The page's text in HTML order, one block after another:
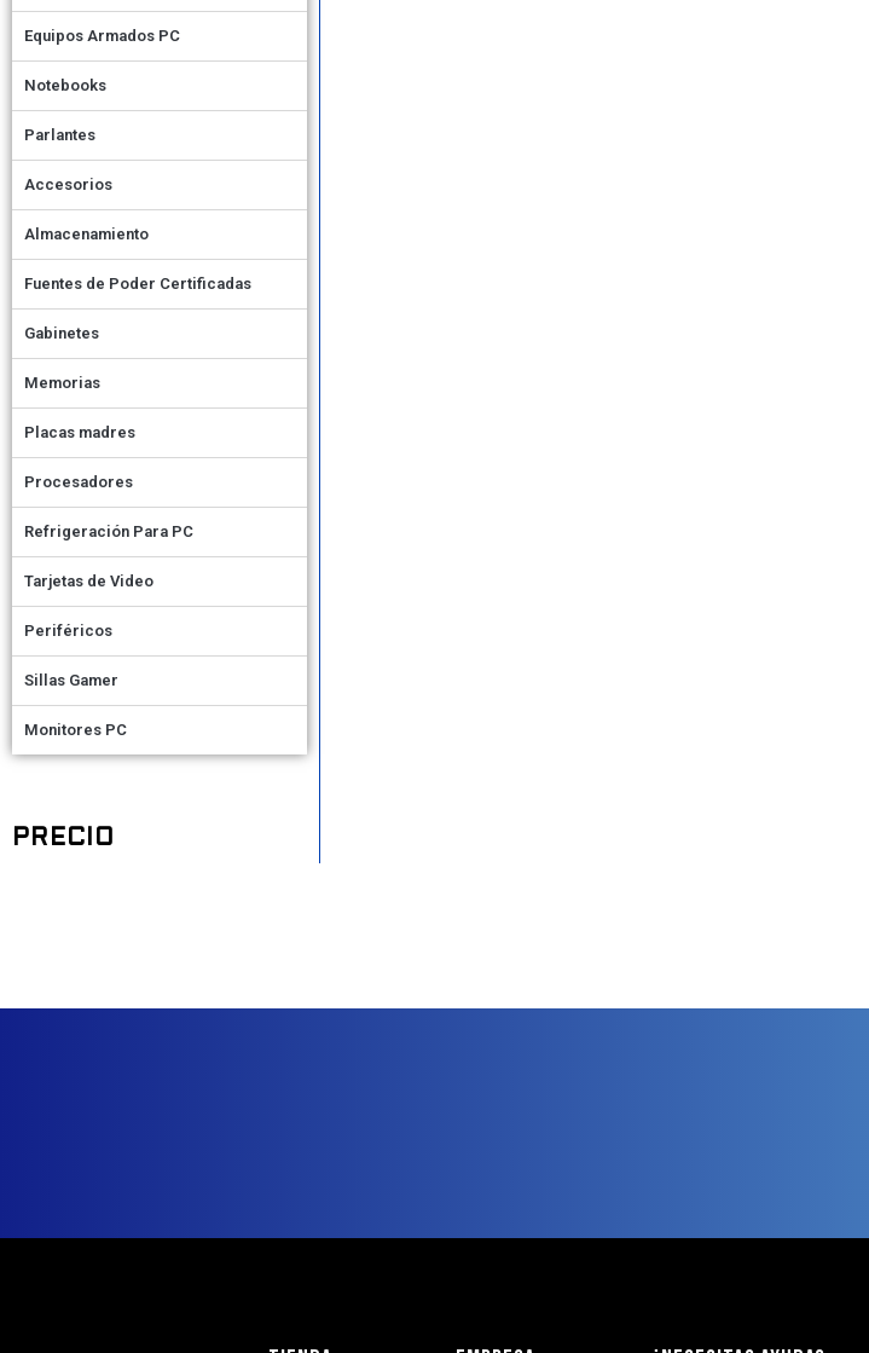
Equipos Armados PC
Notebooks
Parlantes
Accesorios
Almacenamiento
Fuentes de Poder Certificadas
Gabinetes
Memorias
Placas madres
Procesadores
Refrigeración Para PC
Tarjetas de Video
Periféricos
Sillas Gamer
Monitores PC
PRECIO